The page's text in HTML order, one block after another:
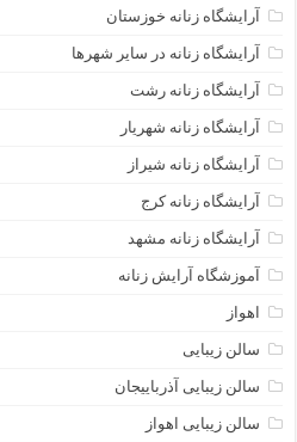
آرایشگاه زنانه خوزستان
آرایشگاه زنانه در سایر شهرها
آرایشگاه زنانه رشت
آرایشگاه زنانه شهریار
آرایشگاه زنانه شیراز
آرایشگاه زنانه کرج
آرایشگاه زنانه مشهد
آموزشگاه آرایش زنانه
اهواز
سالن زیبایی
سالن زیبایی آذرباییجان
سالن زیبایی اهواز